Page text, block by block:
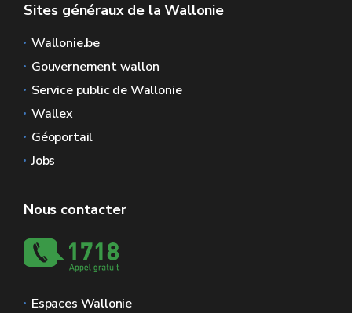
Sites généraux de la Wallonie
Wallonie.be
Gouvernement wallon
Service public de Wallonie
Wallex
Géoportail
Jobs
Nous contacter
Espaces Wallonie